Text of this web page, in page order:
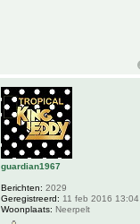
guardian1967
Berichten: 2029
Geregistreerd: 11 feb 2016 13:04
Woonplaats: Neerpelt